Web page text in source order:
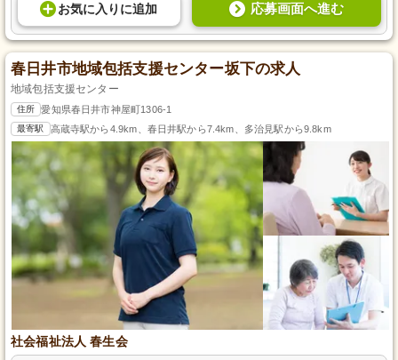
お気に入り に追加 応募画面へ進む
春日井市地域包括支援センター坂下の求人
地域包括支援センター
住所 愛知県春日井市神屋町1306-1
最寄駅 高蔵寺駅から4.9km、春日井駅から7.4km、多治見駅から9.8km
社会福祉法人 春生会